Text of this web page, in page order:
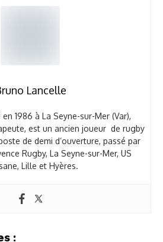
Lancelle
1986 à La Seyne-sur-Mer (Var),
est un ancien joueur de rugby
de demi d’ouverture, passé par
Rugby, La Seyne-sur-Mer, US
Lille et Hyères.
: